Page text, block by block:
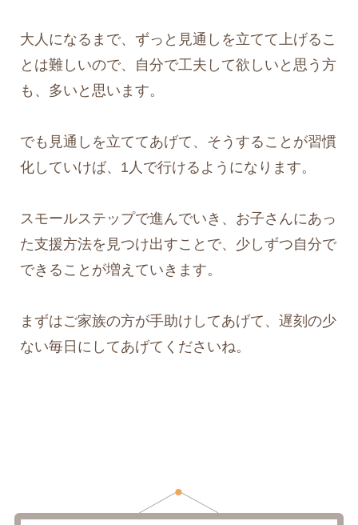
大人になるまで、ずっと見通しを立てて上げるこ
とは難しいので、自分で工夫して欲しいと思う方
も、多いと思います。
でも見通しを立ててあげて、そうすることが習慣
化していけば、1人で行けるようになります。
スモールステップで進んでいき、お子さんにあっ
た支援方法を見つけ出すことで、少しずつ自分で
できることが増えていきます。
まずはご家族の方が手助けしてあげて、遅刻の少
ない毎日にしてあげてくださいね。